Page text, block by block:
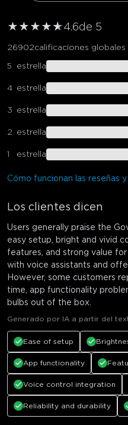
★ ★ ★ ★ ★
★4.6de 5
26902calificaciones globales
5 estrella
4 estrella
3 estrella
2 estrella
1 estrella
Cómo funcionan las reseñas
Los clientes dicen
Users generally praise the
easy setup, bright and vivid
features, and strong value
with voice assistants and
However, some customers
time, app functionality
bulbs out of the box.
Generado por IA a partir del
Ease of setup
App functionality
Voice control integration
Reliability and durability